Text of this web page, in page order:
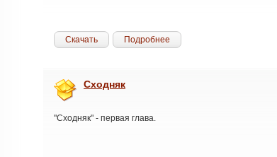
Скачать Подробнее
Сходняк
"Сходняк" - первая глава.